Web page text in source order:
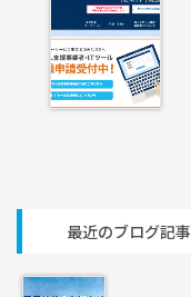
最近のブログ記事